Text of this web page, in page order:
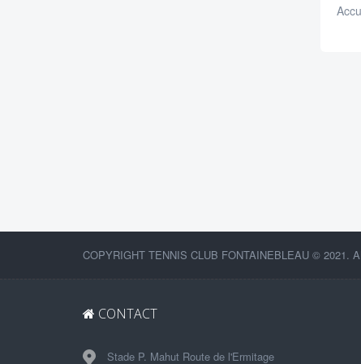
COPYRIGHT TENNIS CLUB FONTAINEBLEAU © 2021.
CONTACT
Stade P. Mahut Route de l'Ermitage